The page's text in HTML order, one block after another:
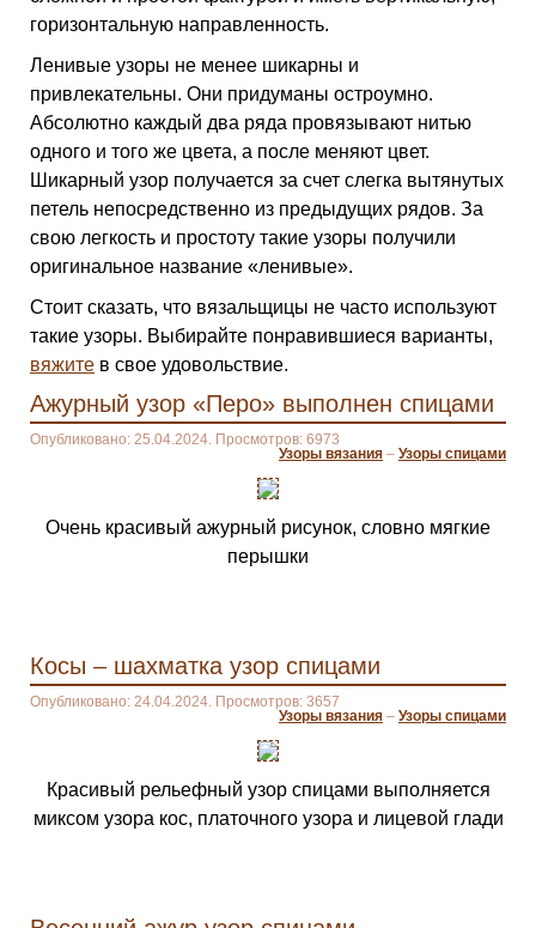
горизонтальную направленность.
Ленивые узоры не менее шикарны и
привлекательны. Они придуманы остроумно.
Абсолютно каждый два ряда провязывают нитью
одного и того же цвета, а после меняют цвет.
Шикарный узор получается за счет слегка вытянутых
петель непосредственно из предыдущих рядов. За
свою легкость и простоту такие узоры получили
оригинальное название «ленивые».
Стоит сказать, что вязальщицы не часто используют
такие узоры. Выбирайте понравившиеся варианты,
вяжите в свое удовольствие.
Ажурный узор «Перо» выполнен спицами
Опубликовано: 25.04.2024. Просмотров: 6973
Узоры вязания – Узоры спицами
Очень красивый ажурный рисунок, словно мягкие
перышки
Косы – шахматка узор спицами
Опубликовано: 24.04.2024. Просмотров: 3657
Узоры вязания – Узоры спицами
Красивый рельефный узор спицами выполняется
миксом узора кос, платочного узора и лицевой глади